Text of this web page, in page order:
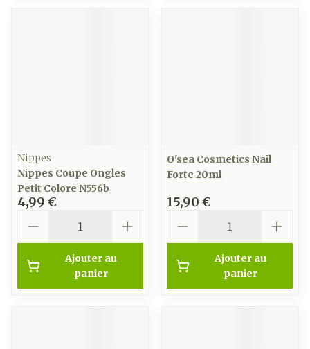
Nippes
Nippes Coupe Ongles
Petit Colore N556b
4,99 €
Ajouter au
panier
O'sea Cosmetics Nail
Forte 20ml
15,90 €
Ajouter au
panier